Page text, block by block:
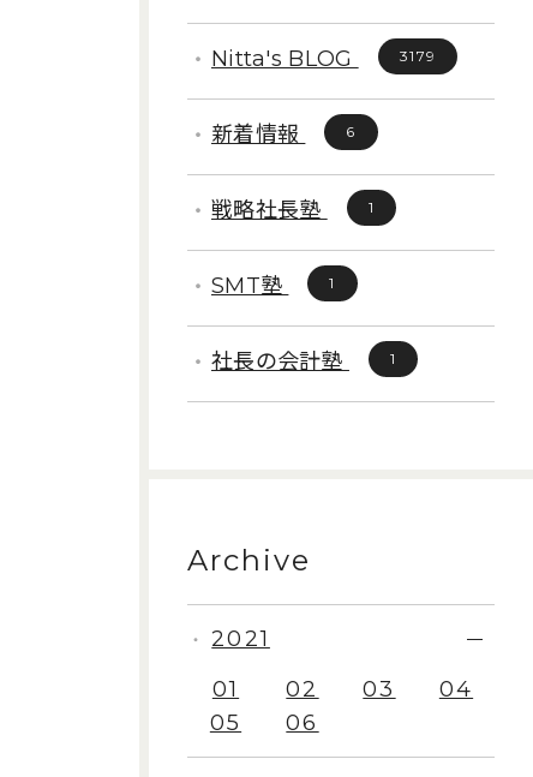
Nitta's BLOG 3179
新着情報 6
戦略社長塾 1
SMT塾 1
社長の会計塾 1
Archive
・
2021
01
02 03
04
05
06